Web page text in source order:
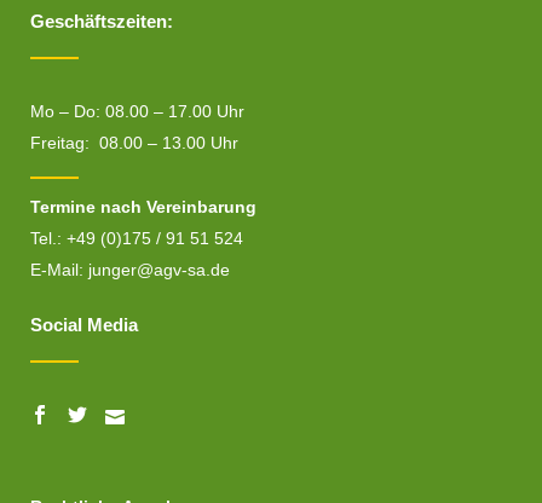
Geschäftszeiten:
Mo – Do: 08.00 – 17.00 Uhr
Freitag: 08.00 – 13.00 Uhr
Termine nach Vereinbarung
Tel.: +49 (0)175 / 91 51 524
E-Mail: junger@agv-sa.de
Social Media